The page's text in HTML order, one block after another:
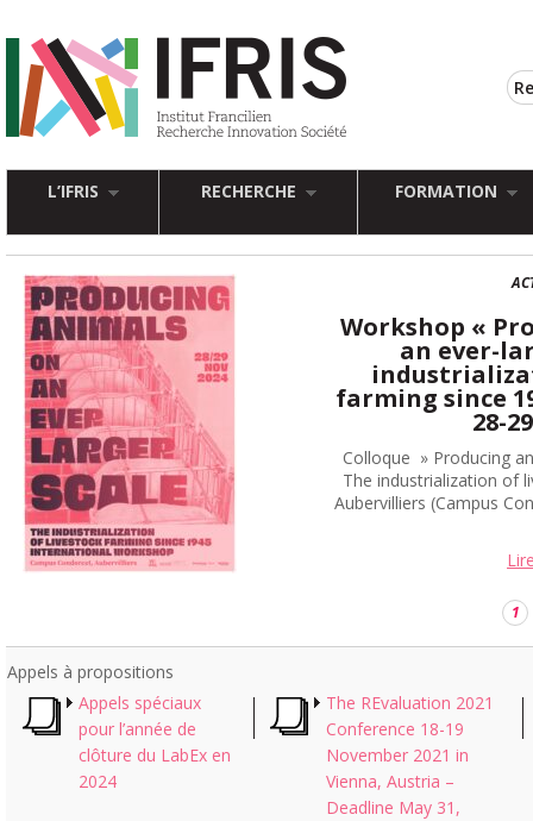
L’IFRIS RECHERCHE FORMATION
Workshop «
an ever-
farming since
28-
Colloque » Producing
The industrialization of
Aubervilliers (Campus
1
Appels à propositions
Appels spéciaux
pour l’année de
clôture du LabEx en
2024
The REvaluation 2021
Conference 18-19
November 2021 in
Vienna, Austria –
Deadline May 31,